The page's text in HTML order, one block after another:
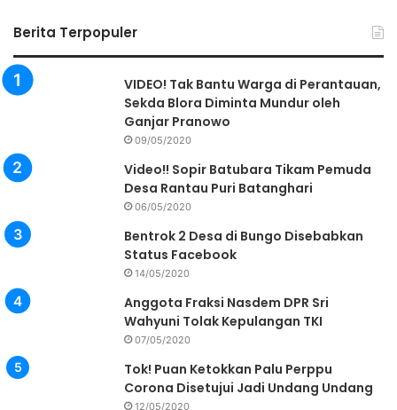
Berita Terpopuler
VIDEO! Tak Bantu Warga di Perantauan,
Sekda Blora Diminta Mundur oleh
Ganjar Pranowo
09/05/2020
Video!! Sopir Batubara Tikam Pemuda
Desa Rantau Puri Batanghari
06/05/2020
Bentrok 2 Desa di Bungo Disebabkan
Status Facebook
14/05/2020
Anggota Fraksi Nasdem DPR Sri
Wahyuni Tolak Kepulangan TKI
07/05/2020
Tok! Puan Ketokkan Palu Perppu
Corona Disetujui Jadi Undang Undang
12/05/2020